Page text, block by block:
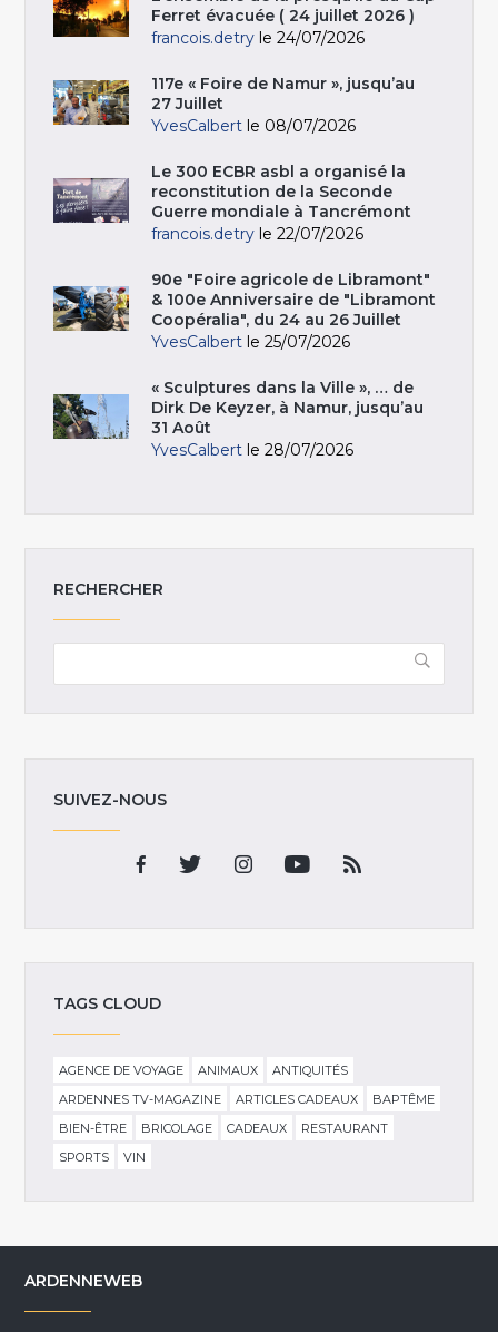
Ferret évacuée ( 24 juillet 2026 )
francois.detry le 24/07/2026
117e « Foire de Namur », jusqu’au
27 Juillet
YvesCalbert le 08/07/2026
Le 300 ECBR asbl a organisé la
reconstitution de la Seconde
Guerre mondiale à Tancrémont
francois.detry le 22/07/2026
90e "Foire agricole de Libramont"
& 100e Anniversaire de "Libramont
Coopéralia", du 24 au 26 Juillet
YvesCalbert le 25/07/2026
« Sculptures dans la Ville », … de
Dirk De Keyzer, à Namur, jusqu’au
31 Août
YvesCalbert le 28/07/2026
RECHERCHER
SUIVEZ-NOUS
TAGS CLOUD
AGENCE DE VOYAGE ANIMAUX
ANTIQUITÉS
ARDENNES TV-MAGAZINE
ARTICLES CADEAUX
BAPTÊME
BIEN-ÊTRE
BRICOLAGE CADEAUX
RESTAURANT
SPORTS
VIN
ARDENNEWEB